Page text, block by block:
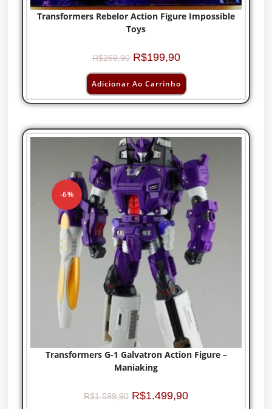
Transformers Rebelor Action Figure Impossible
Toys
R$269,90 R$199,90
Adicionar Ao Carrinho
-6%
Transformers G-1 Galvatron Action Figure –
Maniaking
R$1.599,90 R$1.499,90